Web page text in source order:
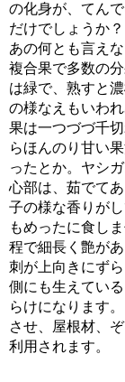
の化身が、てん
だけでしょうか
あの何とも言え
複合果で多数の
は緑で、熟すと
の様なえもいわ
果は一つづづ千
らほんのり甘い
ったとか。ヤシ
心部は、茹でて
子の様な香りが
もめったに食し
程で細長く艶が
刺が上向きにず
側にも生えてい
らけになります
させ、屋根材、
利用されます。